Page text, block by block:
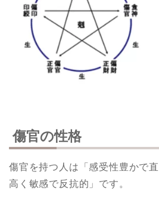
傷官の性格
傷官を持つ人は「感受性豊かで
高く敏感で反抗的」です。